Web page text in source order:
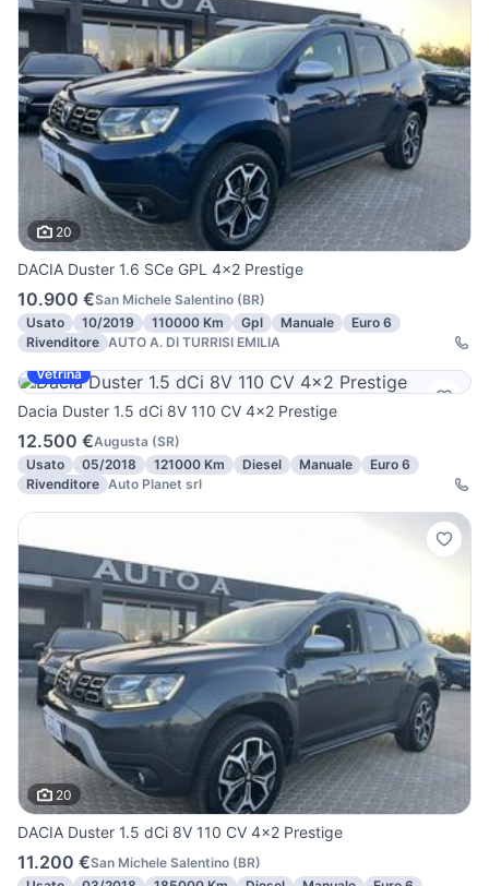
20
DACIA Duster 1.6 SCe GPL 4x2 Prestige
10.900 €San Michele Salentino (BR)
Usato
10/2019 110000 Km Gpl Manuale
Euro 6
Rivenditore AUTO A. DI TURRISI EMILIA
Vetrina
Dacia Duster 1.5 dCi 8V 110 CV 4x2 Prestige
12.500 €Augusta (SR)
Usato
05/2018 121000 Km Diesel Manuale
Euro 6
Rivenditore Auto Planet srl
20
DACIA Duster 1.5 dCi 8V 110 CV 4x2 Prestige
11.200 €San Michele Salentino (BR)